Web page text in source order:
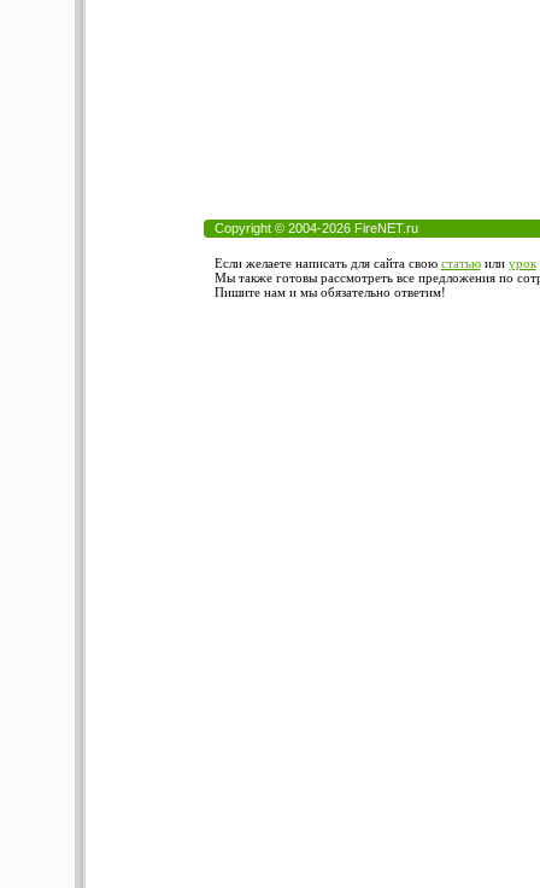
Copyright © 2004-2026 FireNET.ru
Если желаете написать для сайта свою статьюили урок
Мы также готовы рассмотреть все предложения по
Пишите нам и мы обязательно ответим!